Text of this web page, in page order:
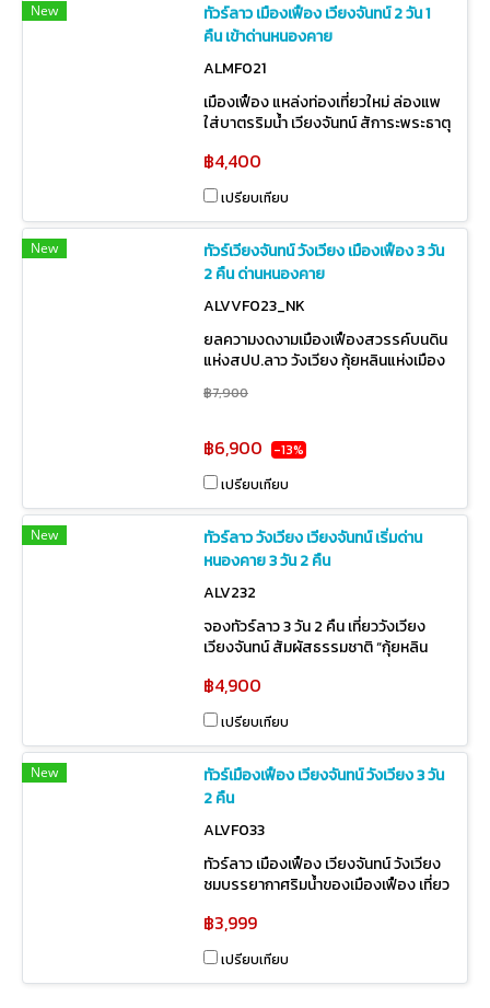
New
ทัวร์ลาว เมืองเฟือง เวียงจันทน์ 2 วัน 1
คืน เข้าด่านหนองคาย
ALMF021
เมืองเฟือง แหล่งท่องเที่ยวใหม่ ล่องแพ
ใส่บาตรริมน้ำ เวียงจันทน์ สัการะพระธาตุ
ราคารวมทุกอย่างอาหารครบ มีไกด์ดูแล
฿4,400
เปรียบเทียบ
New
ทัวร์เวียงจันทน์ วังเวียง เมืองเฟือง 3 วัน
2 คืน ด่านหนองคาย
ALVVF023_NK
ยลความงดงามเมืองเฟืองสวรรค์บนดิน
แห่งสปป.ลาว วังเวียง กุ้ยหลินแห่งเมือง
ลาว ล่องเรือแม่น้ำซอง เวียงจันทน์
นมัสการพระธาตุหลวง รับจัดทัวร์ลาว
฿7,900
฿6,900
-13%
เปรียบเทียบ
New
ทัวร์ลาว วังเวียง เวียงจันทน์ เริ่มด่าน
หนองคาย 3 วัน 2 คืน
ALV232
จองทัวร์ลาว 3 วัน 2 คืน เที่ยววังเวียง
เวียงจันทน์ สัมผัสธรรมชาติ “กุ้ยหลิน
หนองคายหรือสนามบินอุดรฯ ราคา
พิเศษปี 2568–2569
฿4,900
เปรียบเทียบ
New
ทัวร์เมืองเฟือง เวียงจันทน์ วังเวียง 3 วัน
2 คืน
ALVF033
ทัวร์ลาว เมืองเฟือง เวียงจันทน์ วังเวียง
ชมบรรยากาศริมน้ำของเมืองเฟือง เที่ยว
นครหลวงเวียงจันน์
฿3,999
เปรียบเทียบ